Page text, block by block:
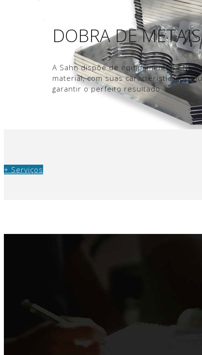
DOBRA DE METAIS
A Sahn dispõe de equipamentos CNC
material, com suas características,
garantir o perfeito resultado.
+ Serviços